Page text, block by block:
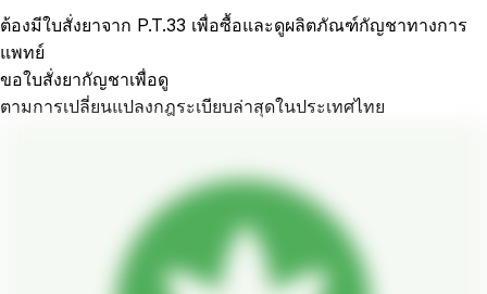
ต้องมีใบสั่งยาจาก P.T.33 เพื่อซื้อและดูผลิตภัณฑ์กัญชาทางการ
แพทย์
ขอใบสั่งยากัญชาเพื่อดู
ตามการเปลี่ยนแปลงกฎระเบียบล่าสุดในประเทศไทย